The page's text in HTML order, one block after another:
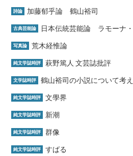
詩論 加藤郁乎論 鶴山裕司
古典芸能論 日本伝統芸能論 ラモーナ
写真論 荒木経惟論
純文学誌時評 萩野篤人 文芸誌批評
文学誌時評 鶴山裕司の小説について考
純文学誌時評 文學界
純文学誌時評 新潮
純文学誌時評 群像
純文学誌時評 すばる